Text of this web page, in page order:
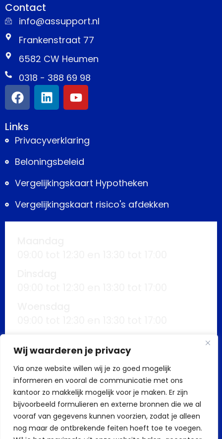
Wij waarderen je privacy
Via onze website willen wij je zo goed mogelijk
informeren en vooral de communicatie met ons
kantoor zo makkelijk mogelijk voor je maken. Er zijn
bijvoorbeeld formulieren en externe bronnen die we al
vooraf van gegevens kunnen voorzien, zodat je alleen
nog maar de ontbrekende feiten hoeft toe te voegen.
Contact
info@assupport.nl
Frankenstraat 77
6582 CW Heumen
0318 - 388 69 98
Links
Privacyverklaring
Beloningsbeleid
Vergelijkingskaart Hypotheken
Vergelijkingskaart risico's afdekken
09:00 tot 12:30 en 13:30 tot 17:00
Vrijdag
09:00 tot 12:30 en 13:30 tot 17:00
Buiten kantoortijden mogelijk op
afspraak